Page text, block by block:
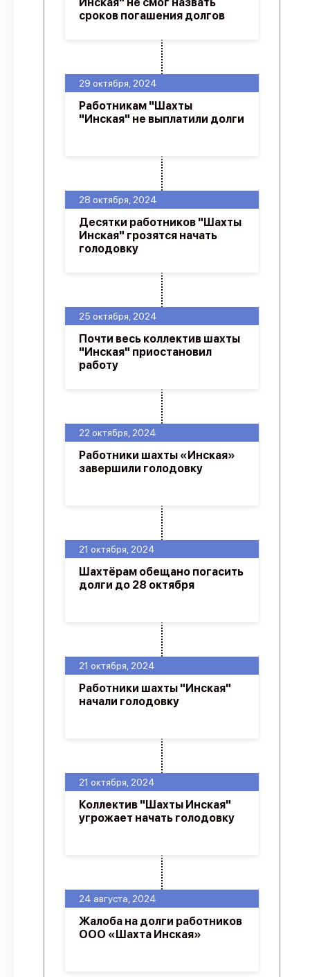
24 августа, 2024
Жалоба на долги работников
ООО «Шахта Инская»
21 октября, 2024
Коллектив "Шахты Инская"
угрожает начать голодовку
21 октября, 2024
Работники шахты "Инская"
начали голодовку
21 октября, 2024
Шахтёрам обещано погасить
долги до 28 октября
22 октября, 2024
Работники шахты «Инская»
завершили голодовку
25 октября, 2024
Почти весь коллектив шахты
"Инская" приостановил
работу
28 октября, 2024
Десятки работников "Шахты
Инская" грозятся начать
голодовку
29 октября, 2024
Работникам "Шахты
"Инская" не выплатили долги
сроков погашения долгов